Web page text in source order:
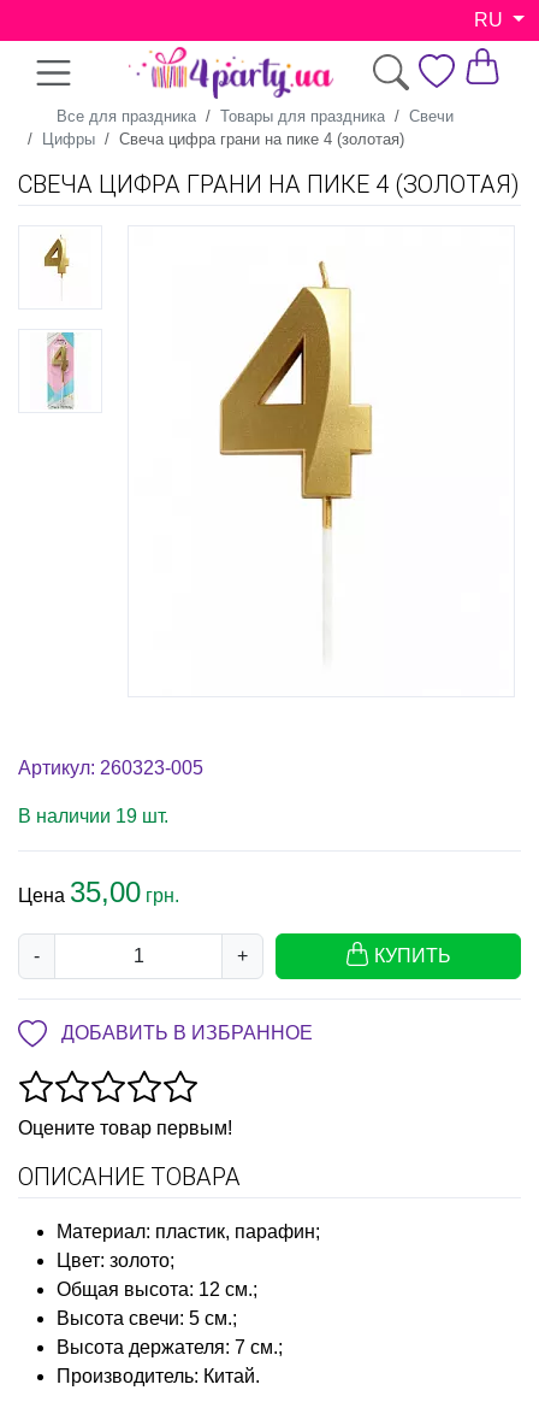
RU
Все для праздника Товары для праздника
Свечи
Цифры
Свеча цифра грани на пике 4 (золотая)
СВЕЧА ЦИФРА ГРАНИ НА ПИКЕ 4 (ЗОЛОТАЯ)
Артикул: 260323-005
В наличии 19 шт.
Цена 35,00 грн.
- + КУПИТЬ
ДОБАВИТЬ В ИЗБРАННОЕ
Оцените товар первым!
ОПИСАНИЕ ТОВАРА
Материал: пластик, парафин;
Цвет: золото;
Общая высота: 12 см.;
Высота свечи: 5 см.;
Высота держателя: 7 см.;
Производитель: Китай.